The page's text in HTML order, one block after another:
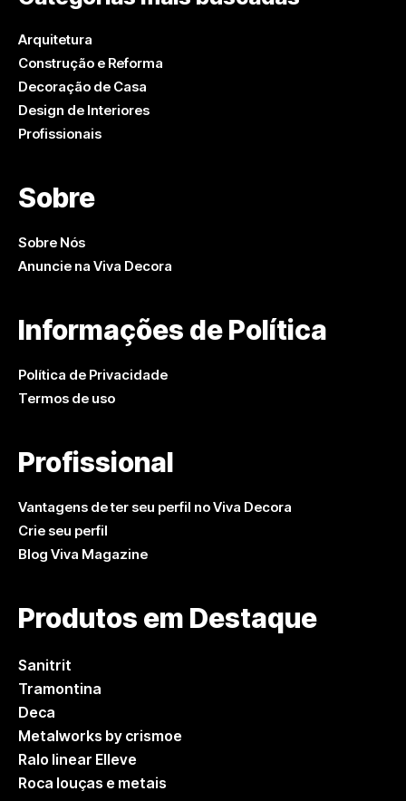
Arquitetura
Construção e Reforma
Decoração de Casa
Design de Interiores
Profissionais
Sobre
Sobre Nós
Anuncie na Viva Decora
Informações de Política
Política de Privacidade
Termos de uso
Profissional
Vantagens de ter seu perfil no Viva Decora
Crie seu perfil
Blog Viva Magazine
Produtos em Destaque
Sanitrit
Tramontina
Deca
Metalworks by crismoe
Ralo linear Elleve
Roca louças e metais